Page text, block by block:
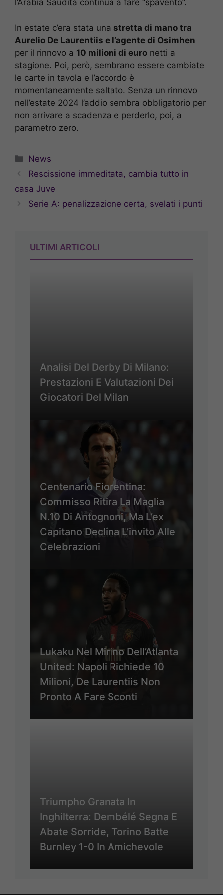
l’Arabia Saudita continua a fare “spavento”.
In estate c’era stata una stretta di mano tra
Aurelio De Laurentiis e l’agente di Osimhen
per il rinnovo a 10 milioni di euro netti a
stagione. Poi, però, sembrano essere cambiate
le carte in tavola e l’accordo è
momentaneamente saltato. Senza un rinnovo
nell’estate 2024 l’addio sembra obbligatorio per
non arrivare a scadenza e perderlo, poi, a
parametro zero.
Categorie
News
Rescissione immeditata, cambia tutto in
casa Juve
Serie A: penalizzazione certa, svelati i punti
ULTIMI ARTICOLI
Analisi Del Derby Di Milano:
Prestazioni E Valutazioni Dei
Giocatori Del Milan
Centenario Fiorentina:
Commisso Ritira La Maglia
N.10 Di Antognoni, Ma L’ex
Capitano Declina L’invito Alle
Celebrazioni
Lukaku Nel Mirino Dell’Atlanta
United: Napoli Richiede 10
Milioni, De Laurentiis Non
Pronto A Fare Sconti
Triumpho Granata In
Inghilterra: Dembélé Segna E
Abate Sorride, Torino Batte
Burnley 1-0 In Amichevole